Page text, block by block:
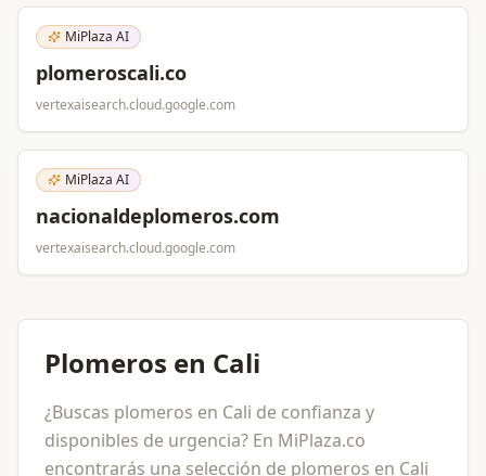
MiPlaza AI
plomeroscali.co
vertexaisearch.cloud.google.com
MiPlaza AI
nacionaldeplomeros.com
vertexaisearch.cloud.google.com
Plomeros en Cali
¿Buscas plomeros en Cali de confianza y
disponibles de urgencia? En MiPlaza.co
encontrarás una selección de plomeros en Cali